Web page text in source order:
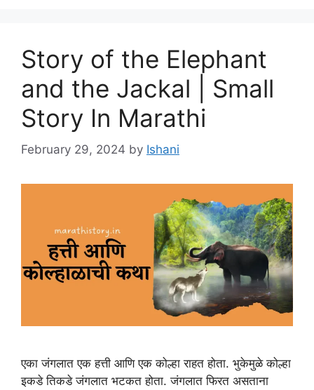
Story of the Elephant
and the Jackal | Small
Story In Marathi
February 29, 2024 by Ishani
एका जंगलात एक हत्ती आणि एक कोल्हा राहत होता. भुकेमुळे कोल्हा
इकडे तिकडे जंगलात भटकत होता. जंगलात फिरत असताना